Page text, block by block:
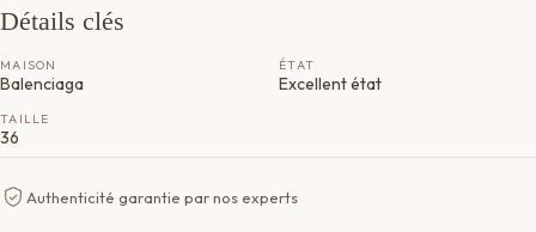
Détails clés
MAISON
Balenciaga
ÉTAT
Excellent état
TAILLE
36
Authenticité garantie par nos experts